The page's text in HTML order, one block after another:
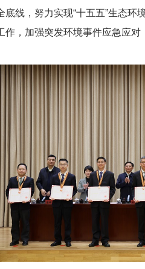
线，努力实现“十五五”生态环
，加强突发环境事件应急应